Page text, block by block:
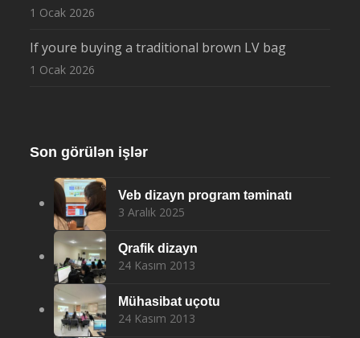
1 Ocak 2026
If youre buying a traditional brown LV bag
1 Ocak 2026
Son görülən işlər
Veb dizayn program təminatı
3 Aralık 2025
Qrafik dizayn
24 Kasım 2013
Mühasibat uçotu
24 Kasım 2013